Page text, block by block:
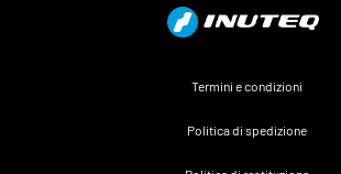
Termini e condizioni
Politica di spedizione